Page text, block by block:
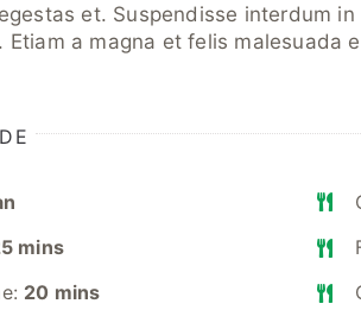
et. Suspendisse interdum
Etiam a magna et felis malesuada
mins
20 mins